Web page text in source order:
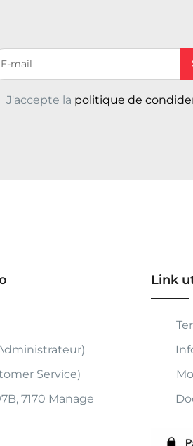
adresse de messagerie
J'accepte la politique de
Service)
7170 Manage
Link